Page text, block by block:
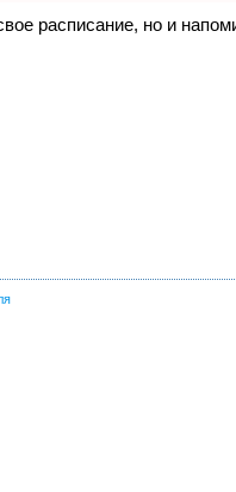
расписание, но и